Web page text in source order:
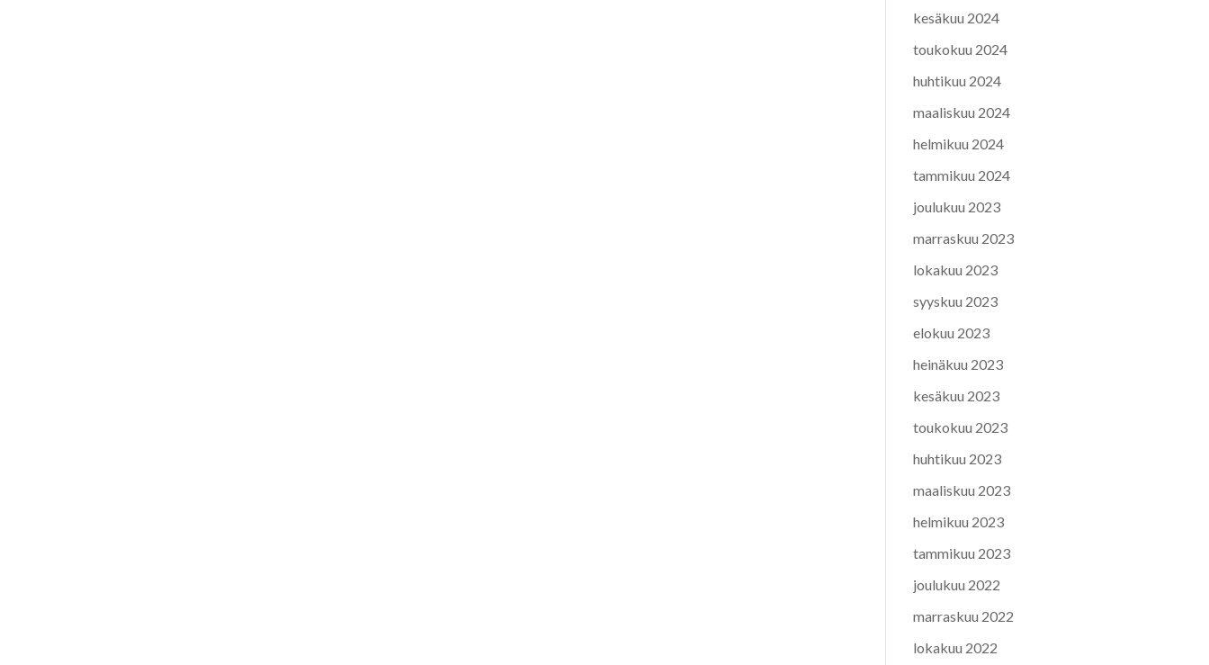
kesäkuu 2024
toukokuu 2024
huhtikuu 2024
maaliskuu 2024
helmikuu 2024
tammikuu 2024
joulukuu 2023
marraskuu 2023
lokakuu 2023
syyskuu 2023
elokuu 2023
heinäkuu 2023
kesäkuu 2023
toukokuu 2023
huhtikuu 2023
maaliskuu 2023
helmikuu 2023
tammikuu 2023
joulukuu 2022
marraskuu 2022
lokakuu 2022